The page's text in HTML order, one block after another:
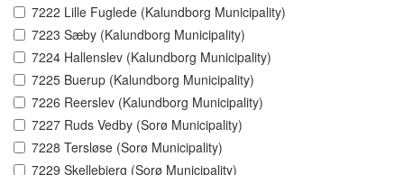
7222 Lille Fuglede (Kalundborg Municipality)
7223 Sæby (Kalundborg Municipality)
7224 Hallenslev (Kalundborg Municipality)
7225 Buerup (Kalundborg Municipality)
7226 Reerslev (Kalundborg Municipality)
7227 Ruds Vedby (Sorø Municipality)
7228 Tersløse (Sorø Municipality)
7229 Skellebjerg (Sorø Municipality)